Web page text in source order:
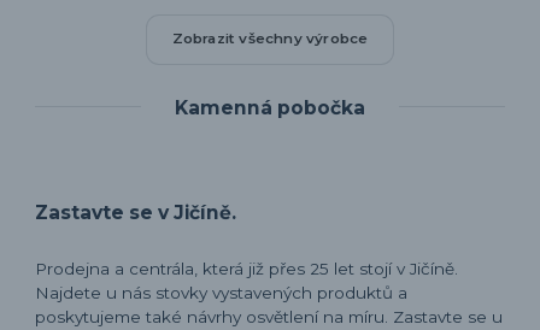
Zobrazit všechny výrobce
Kamenná pobočka
Zastavte se v Jičíně.
Prodejna a centrála, která již přes 25 let stojí v Jičíně.
Najdete u nás stovky vystavených produktů a
poskytujeme také návrhy osvětlení na míru. Zastavte se u